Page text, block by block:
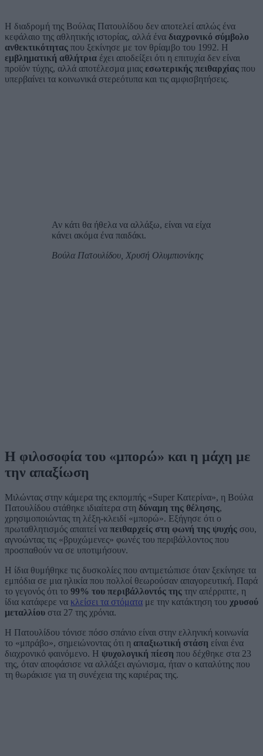
Η διαδρομή της Βούλας Πατουλίδου δεν αποτελεί απλώς ένα
κεφάλαιο της αθλητικής ιστορίας, αλλά ένα διαχρονικό σύμβολο
ανθεκτικότητας που ξεκίνησε με τον θρίαμβο του 1992. Η
εμβληματική αθλήτρια έχει αποδείξει ότι η επιτυχία δεν είναι
προϊόν τύχης, αλλά αποτέλεσμα μιας εσωτερικής πειθαρχίας που
υπερβαίνει τα κοινωνικά στερεότυπα και τις αμφισβητήσεις.
Αν κάτι θα ήθελα να αλλάξω, είναι να είχα
κάνει ακόμα ένα παιδάκι.
Βούλα Πατουλίδου, Χρυσή Ολυμπιονίκης
Η φιλοσοφία του «μπορώ» και η μάχη με
την απαξίωση
Μιλώντας στην κάμερα της εκπομπής «Super Κατερίνα», η Βούλα
Πατουλίδου στάθηκε ιδιαίτερα στη δύναμη της θέλησης,
χρησιμοποιώντας τη λέξη-κλειδί «μπορώ». Εξήγησε ότι ο
πρωταθλητισμός απαιτεί να πειθαρχείς στη φωνή της ψυχής σου,
αγνοώντας τις «βρυχώμενες» φωνές του περιβάλλοντος που
προσπαθούν να σε υποτιμήσουν.
Η ίδια θυμήθηκε τις δυσκολίες που αντιμετώπισε όταν ξεκίνησε τα
εμπόδια σε μια ηλικία που πολλοί θεωρούσαν απαγορευτική. Παρά
το γεγονός ότι το 99% του περιβάλλοντός της την απέρριπτε, η
ίδια κατάφερε να κλείσει τα στόματα με την κατάκτηση του χρυσού
μεταλλίου στα 27 της χρόνια.
Η Πατουλίδου τόνισε πόσο σπάνιο είναι στην ελληνική κοινωνία
το «μπράβο», σημειώνοντας ότι η απαξιωτική στάση είναι ένα
διαχρονικό φαινόμενο. Η ψυχολογική πίεση που δέχθηκε στα 23
της, όταν αποφάσισε να αλλάξει αγώνισμα, ήταν ο καταλύτης που
τη θωράκισε για τη συνέχεια της καριέρας της.